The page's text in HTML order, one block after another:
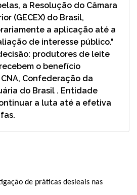
a Resolução do Câmara
(GECEX) do Brasil,
a aplicação até a
de interesse público."
produtores de leite
o benefício
Confederação da
do Brasil . Entidade
a luta até a efetiva
de práticas desleais nas